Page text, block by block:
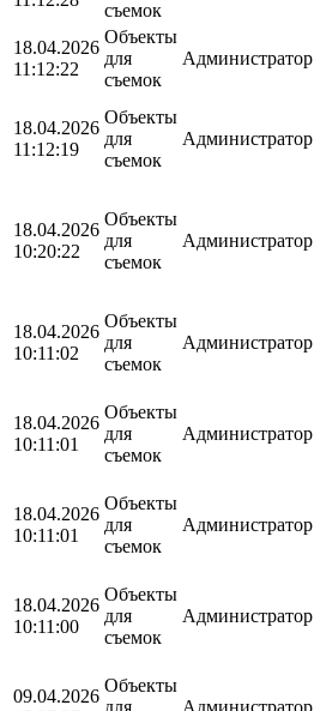
съемок
18.04.2026
11:12:22
Объекты
для
съемок
Администратор
18.04.2026
11:12:19
Объекты
для
съемок
Администратор
18.04.2026
10:20:22
Объекты
для
съемок
Администратор
18.04.2026
10:11:02
Объекты
для
съемок
Администратор
18.04.2026
10:11:01
Объекты
для
съемок
Администратор
18.04.2026
10:11:01
Объекты
для
съемок
Администратор
18.04.2026
10:11:00
Объекты
для
съемок
Администратор
09.04.2026
Объекты
для
Администратор